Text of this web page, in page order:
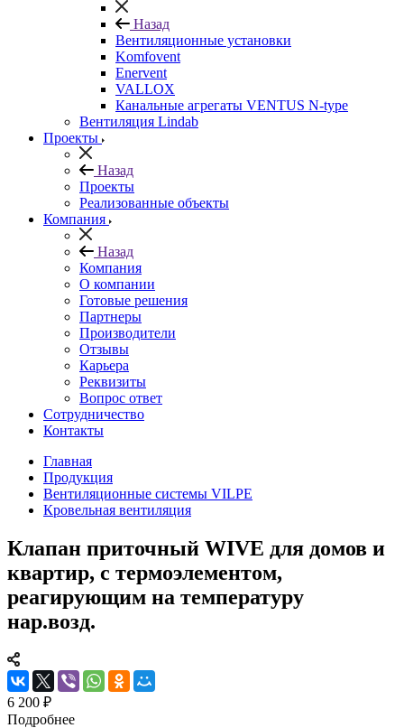
Назад
Вентиляционные установки
Komfovent
Enervent
VALLOX
Канальные агрегаты VENTUS N-type
Вентиляция Lindab
Проекты
Назад
Проекты
Реализованные объекты
Компания
Назад
Компания
О компании
Готовые решения
Партнеры
Производители
Отзывы
Карьера
Реквизиты
Вопрос ответ
Сотрудничество
Контакты
Главная
Продукция
Вентиляционные системы VILPE
Кровельная вентиляция
Клапан приточный WIVE для домов и
квартир, с термоэлементом,
реагирующим на температуру
нар.возд.
6 200 ₽
Подробнее